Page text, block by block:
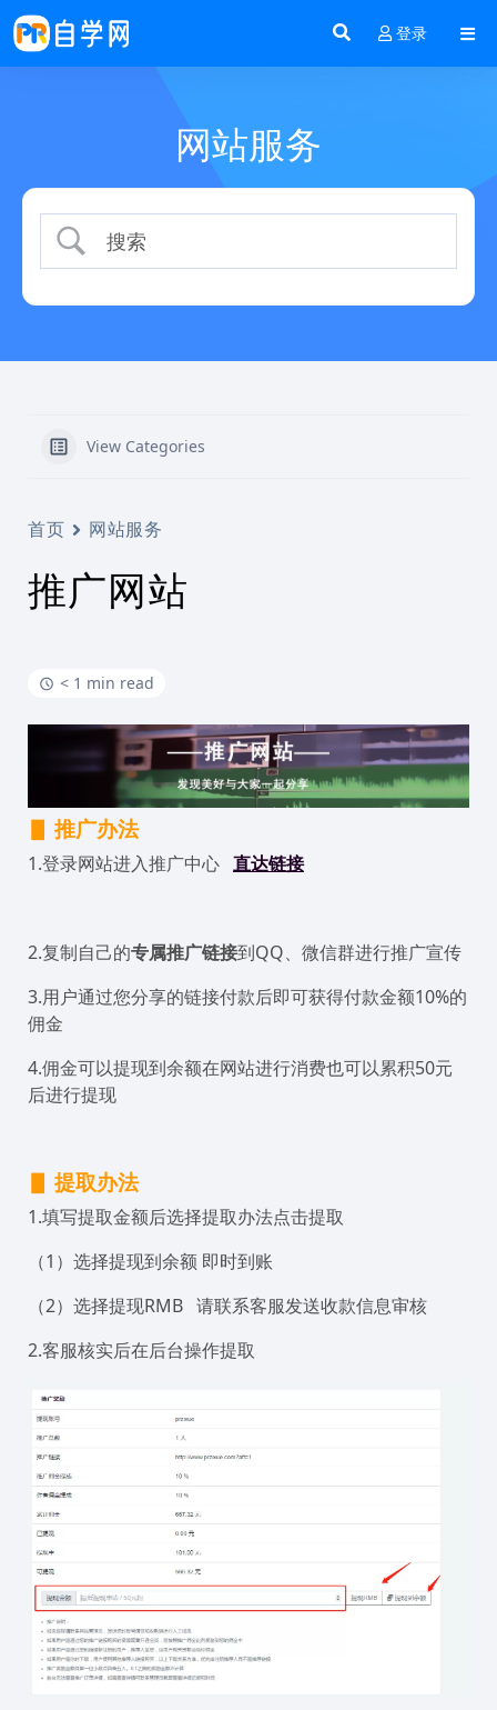
登录
网站服务
View Categories
首页 网站服务
推广网站
< 1 min read
▋ 推广办法
1.登录网站进入推广中心 直达链接
2.复制自己的专属推广链接到QQ、微信群进行推广宣传
3.用户通过您分享的链接付款后即可获得付款金额10%的
佣金
4.佣金可以提现到余额在网站进行消费也可以累积50元
后进行提现
▋ 提取办法
1.填写提取金额后选择提取办法点击提取
（1）选择提现到余额 即时到账
（2）选择提现RMB 请联系客服发送收款信息审核
2.客服核实后在后台操作提取